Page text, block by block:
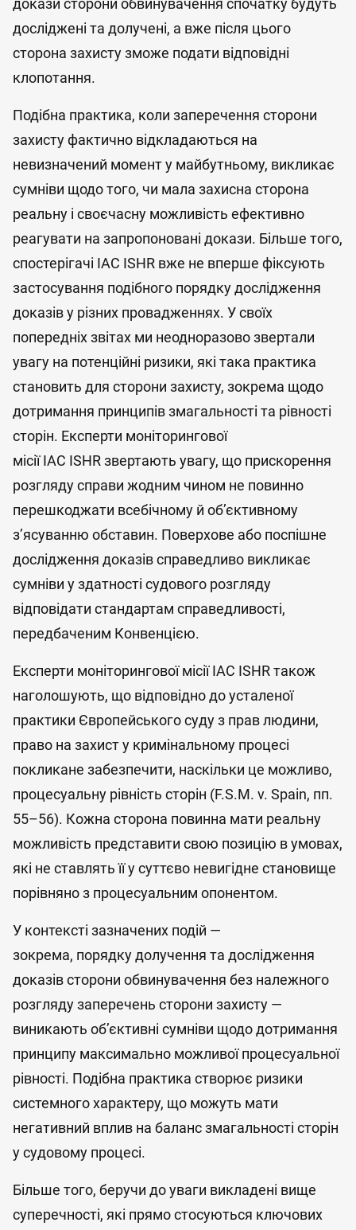
докази сторони обвинувачення спочатку будуть
досліджені та долучені, а вже після цього
сторона захисту зможе подати відповідні
клопотання.
Подібна практика, коли заперечення сторони
захисту фактично відкладаються на
невизначений момент у майбутньому, викликає
сумніви щодо того, чи мала захисна сторона
реальну і своєчасну можливість ефективно
реагувати на запропоновані докази. Більше того,
спостерігачі IAC ISHR вже не вперше фіксують
застосування подібного порядку дослідження
доказів у різних провадженнях. У своїх
попередніх звітах ми неодноразово звертали
увагу на потенційні ризики, які така практика
становить для сторони захисту, зокрема щодо
дотримання принципів змагальності та рівності
сторін. Експерти моніторингової
місії IAC ISHR звертають увагу, що прискорення
розгляду справи жодним чином не повинно
перешкоджати всебічному й об’єктивному
з’ясуванню обставин. Поверхове або поспішне
дослідження доказів справедливо викликає
сумніви у здатності судового розгляду
відповідати стандартам справедливості,
передбаченим Конвенцією.
Експерти моніторингової місії IAC ISHR також
наголошують, що відповідно до усталеної
практики Європейського суду з прав людини,
право на захист у кримінальному процесі
покликане забезпечити, наскільки це можливо,
процесуальну рівність сторін (F.S.M. v. Spain, пп.
55–56). Кожна сторона повинна мати реальну
можливість представити свою позицію в умовах,
які не ставлять її у суттєво невигідне становище
порівняно з процесуальним опонентом.
У контексті зазначених подій —
зокрема, порядку долучення та дослідження
доказів сторони обвинувачення без належного
розгляду заперечень сторони захисту —
виникають об’єктивні сумніви щодо дотримання
принципу максимально можливої процесуальної
рівності. Подібна практика створює ризики
системного характеру, що можуть мати
негативний вплив на баланс змагальності сторін
у судовому процесі.
Більше того, беручи до уваги викладені вище
суперечності, які прямо стосуються ключових